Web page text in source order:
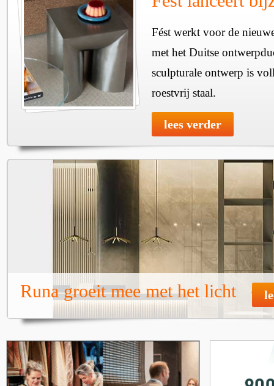
Fést werkt voor de
met het Duitse
sculpturale ontwerp is
roestvrij staal.
lees verder
Runa groeit mee met het licht